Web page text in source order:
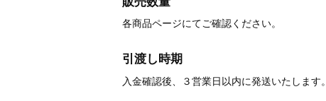
各商品ページにてご確認ください。
引渡し時期
入金確認後、３営業日以内に発送いたします。